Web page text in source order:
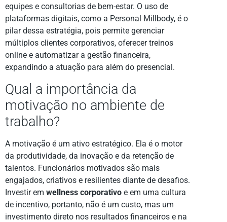
equipes e consultorias de bem-estar. O uso de
plataformas digitais, como a Personal Millbody, é o
pilar dessa estratégia, pois permite gerenciar
múltiplos clientes corporativos, oferecer treinos
online e automatizar a gestão financeira,
expandindo a atuação para além do presencial.
Qual a importância da
motivação no ambiente de
trabalho?
A motivação é um ativo estratégico. Ela é o motor
da produtividade, da inovação e da retenção de
talentos. Funcionários motivados são mais
engajados, criativos e resilientes diante de desafios.
Investir em wellness corporativo e em uma cultura
de incentivo, portanto, não é um custo, mas um
investimento direto nos resultados financeiros e na